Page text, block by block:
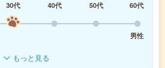
30代 40代 50代
60代
男性
もっと見る